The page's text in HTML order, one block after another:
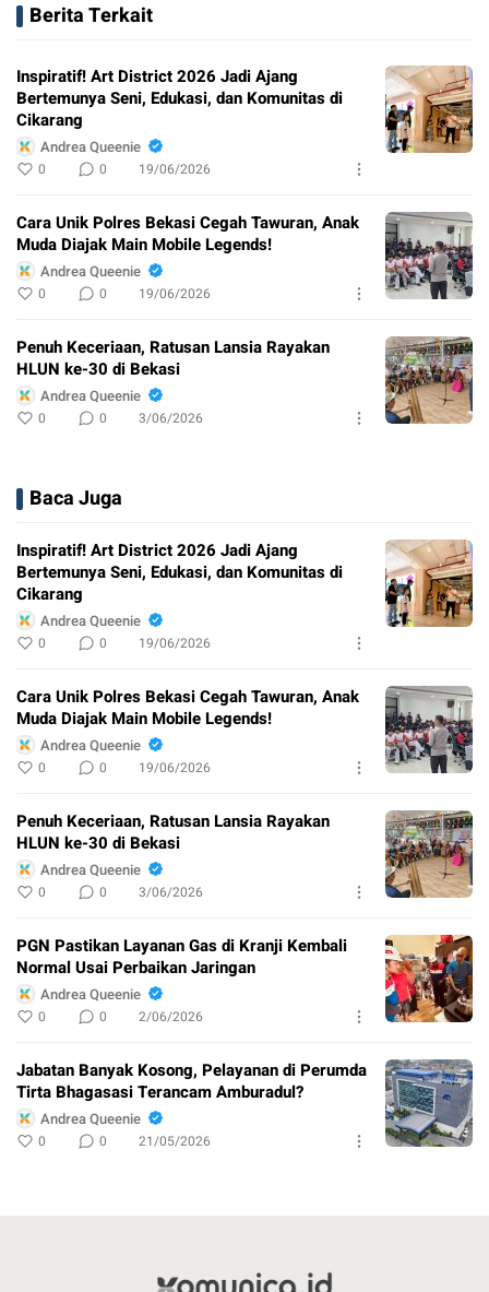
Berita Terkait
Inspiratif! Art District 2026 Jadi Ajang
Bertemunya Seni, Edukasi, dan Komunitas di
Cikarang
Andrea Queenie
0 0 19/06/2026
Cara Unik Polres Bekasi Cegah Tawuran, Anak
Muda Diajak Main Mobile Legends!
Andrea Queenie
0 0 19/06/2026
Penuh Keceriaan, Ratusan Lansia Rayakan
HLUN ke-30 di Bekasi
Andrea Queenie
0 0 3/06/2026
Baca Juga
Inspiratif! Art District 2026 Jadi Ajang
Bertemunya Seni, Edukasi, dan Komunitas di
Cikarang
Andrea Queenie
0 0 19/06/2026
Cara Unik Polres Bekasi Cegah Tawuran, Anak
Muda Diajak Main Mobile Legends!
Andrea Queenie
0 0 19/06/2026
Penuh Keceriaan, Ratusan Lansia Rayakan
HLUN ke-30 di Bekasi
Andrea Queenie
0 0 3/06/2026
PGN Pastikan Layanan Gas di Kranji Kembali
Normal Usai Perbaikan Jaringan
Andrea Queenie
0 0 2/06/2026
Jabatan Banyak Kosong, Pelayanan di Perumda
Tirta Bhagasasi Terancam Amburadul?
Andrea Queenie
0 0 21/05/2026